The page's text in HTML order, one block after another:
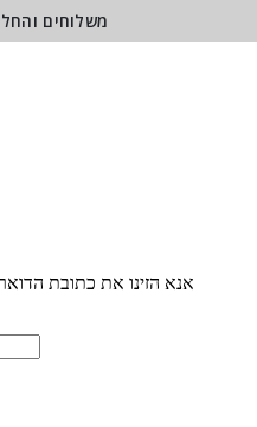
אנא הזינו את כתובת
משלוחים